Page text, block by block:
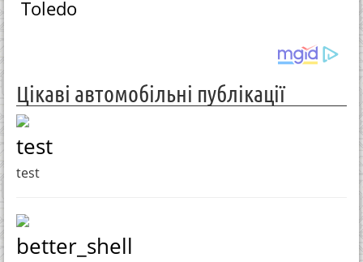
Toledo
Цікаві автомобільні публікації
test
test
better_shell